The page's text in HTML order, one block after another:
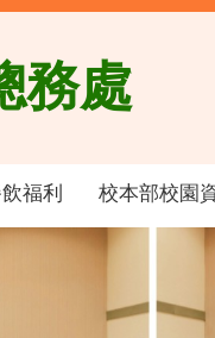
務處
福利 校本部校園